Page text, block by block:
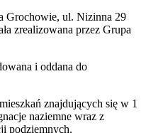
Grochowie, ul. Nizinna 29
zrealizowana przez Grupa
i oddana do
znajdujących się w 1
naziemne wraz z
podziemnych.